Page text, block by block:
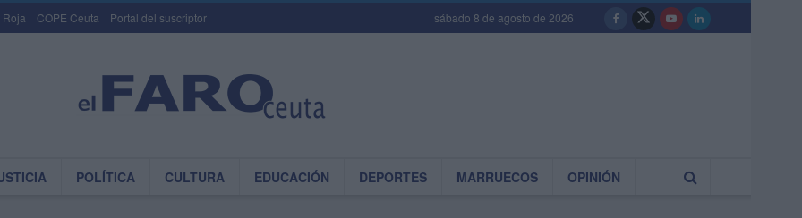
Roja COPE Ceuta Portal del suscriptor sábado 8 de agosto de 2026
POLÍTICA CULTURA EDUCACIÓN DEPORTES MARRUECOS OPINIÓN